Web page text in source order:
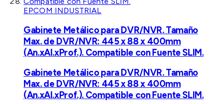
EPCOM INDUSTRIAL
Gabinete Metálico para DVR/NVR. Tamaño
Max. de DVR/NVR: 445 x 88 x 400mm
(An.xAl.xProf.). Compatible con Fuente SLIM.
Gabinete Metálico para DVR/NVR. Tamaño
Max. de DVR/NVR: 445 x 88 x 400mm
(An.xAl.xProf.). Compatible con Fuente SLIM.